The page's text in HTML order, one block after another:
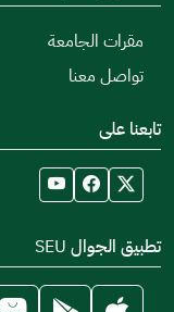
مقرات الجامعة
تواصل معنا
تابعنا على
تطبيق الجوال SEU